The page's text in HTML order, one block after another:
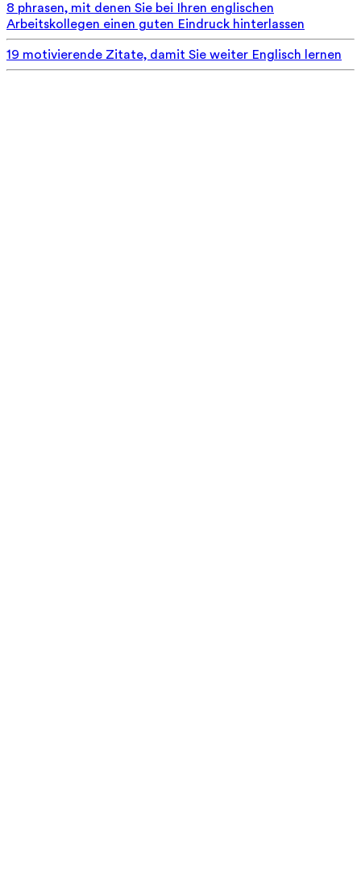
8 phrasen, mit denen Sie bei Ihren englischen
Arbeitskollegen einen guten Eindruck hinterlassen
19 motivierende Zitate, damit Sie weiter Englisch lernen